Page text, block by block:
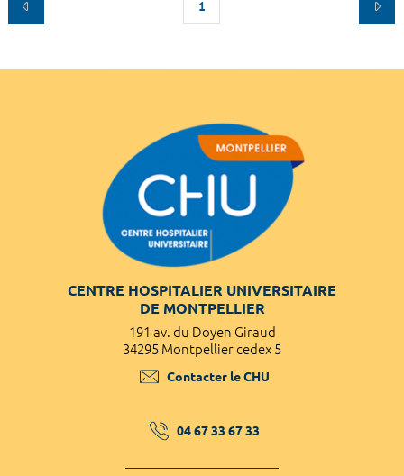
1
CENTRE HOSPITALIER UNIVERSITAIRE
DE MONTPELLIER
191 av. du Doyen Giraud
34295 Montpellier cedex 5
Contacter le CHU
04 67 33 67 33